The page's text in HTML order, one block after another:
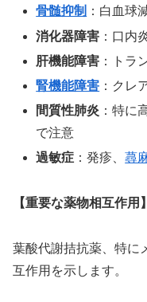
骨髄抑制 ：白血球
消化器障害 ：口内
肝機能障害 ：トラ
腎機能障害 ：クレ
間質性肺炎 ：特に
で注意
過敏症 ：発疹、蕁
【重要な薬物相互作用】
葉酸代謝拮抗薬、特に
互作用を示します。